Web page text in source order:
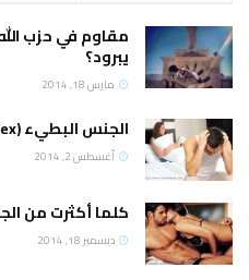
مقاوم في حزب
يبرود؟
مارس 18, 2014
الجنس البطيء (Slow Sex )
أغسطس 2, 2014
كلما أكثرت من
ديسمبر 18, 2014